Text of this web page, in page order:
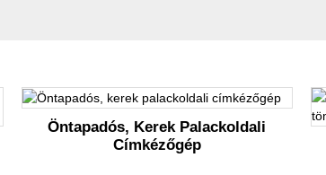
Öntapadós, Kerek Palackoldali
Címkézőgép